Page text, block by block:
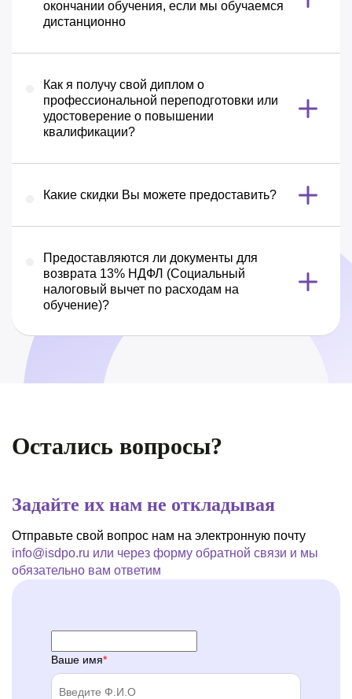
окончании обучения, если мы обучаемся
дистанционно
Как я получу свой диплом о
профессиональной переподготовки или
удостоверение о повышении
квалификации?
Какие скидки Вы можете предоставить?
Предоставляются ли документы для
возврата 13% НДФЛ (Социальный
налоговый вычет по расходам на
обучение)?
Остались вопросы?
Задайте их нам не откладывая
Отправьте свой вопрос нам на электронную почту
info@isdpo.ru или через форму обратной связи и мы
обязательно вам ответим
Ваше имя